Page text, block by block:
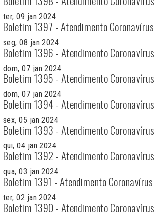
ter, 09 jan 2024
Boletim 1397 - Atendimento Coronavírus
seg, 08 jan 2024
Boletim 1396 - Atendimento Coronavírus
dom, 07 jan 2024
Boletim 1395 - Atendimento Coronavírus
dom, 07 jan 2024
Boletim 1394 - Atendimento Coronavírus
sex, 05 jan 2024
Boletim 1393 - Atendimento Coronavírus
qui, 04 jan 2024
Boletim 1392 - Atendimento Coronavírus
qua, 03 jan 2024
Boletim 1391 - Atendimento Coronavírus
ter, 02 jan 2024
Boletim 1390 - Atendimento Coronavírus